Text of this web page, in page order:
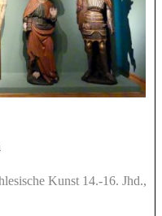
Kunst 14.-16. Jhd.,